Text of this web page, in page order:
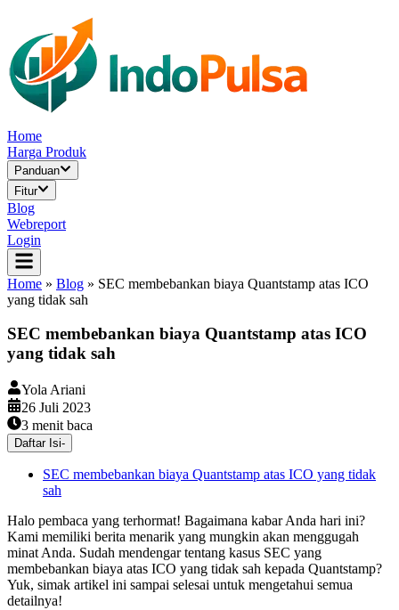
Home
Harga Produk
Panduan
Fitur
Blog
Webreport
Login
Home » Blog » SEC membebankan biaya Quantstamp atas ICO
yang tidak sah
SEC membebankan biaya Quantstamp atas ICO
yang tidak sah
Yola Ariani
26 Juli 2023
3 menit baca
Daftar Isi-
SEC membebankan biaya Quantstamp atas ICO yang tidak
sah
Halo pembaca yang terhormat! Bagaimana kabar Anda hari ini?
Kami memiliki berita menarik yang mungkin akan menggugah
minat Anda. Sudah mendengar tentang kasus SEC yang
membebankan biaya atas ICO yang tidak sah kepada Quantstamp?
Yuk, simak artikel ini sampai selesai untuk mengetahui semua
detailnya!